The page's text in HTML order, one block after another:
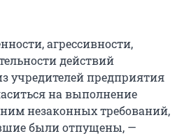
агрессивности,
действий
учредителей предприятия
на выполнение
незаконных требований,
были отпущены, —